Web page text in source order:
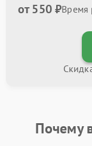
от 550 ₽Время
Почему